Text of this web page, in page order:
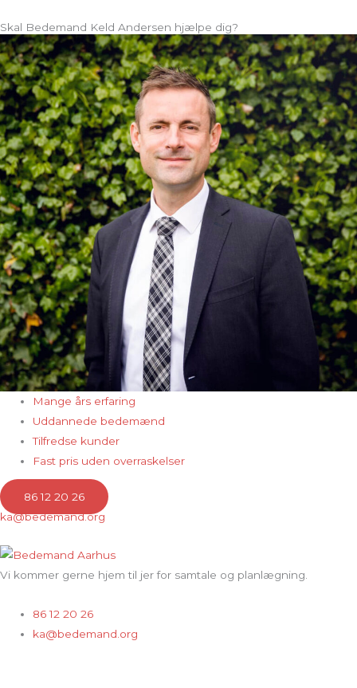
Skal Bedemand Keld Andersen hjælpe dig?
Mange års erfaring
Uddannede bedemænd
Tilfredse kunder
Fast pris uden overraskelser
86 12 20 26
ka@bedemand.org
Vi kommer gerne hjem til jer for samtale og planlægning.
86 12 20 26
ka@bedemand.org